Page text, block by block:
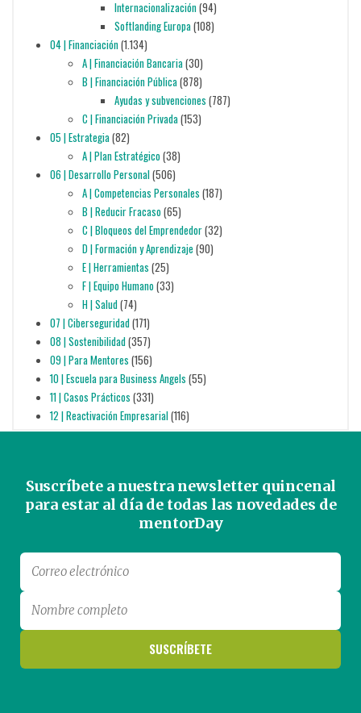
Internacionalización(94)
Softlanding Europa(108)
04 | Financiación(1.134)
A | Financiación Bancaria(30)
B | Financiación Pública(878)
Ayudas y subvenciones (787)
C | Financiación Privada(153)
05 | Estrategia(82)
A | Plan Estratégico(38)
06 | Desarrollo Personal(506)
A | Competencias Personales (187)
B | Reducir Fracaso(65)
C | Bloqueos del Emprendedor(32)
D | Formación y Aprendizaje (90)
E | Herramientas (25)
F | Equipo Humano(33)
H | Salud(74)
07 | Ciberseguridad(171)
08 | Sostenibilidad(357)
09 | Para Mentores (156)
10 | Escuela para Business Angels (55)
11 | Casos Prácticos (331)
12 | Reactivación Empresarial(116)
Suscríbete a nuestra newsletter quincenal
para estar al día de todas las novedades de
mentorDay